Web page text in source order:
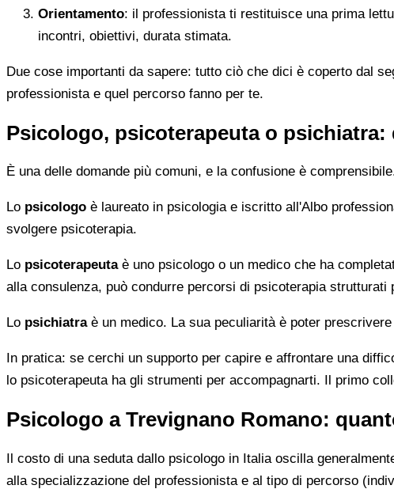
Orientamento: il professionista ti restituisce una prima
incontri, obiettivi, durata stimata.
Due cose importanti da sapere: tutto ciò che dici è coperto dal
professionista e quel percorso fanno per te.
Psicologo, psicoterapeuta o
È una delle domande più comuni, e la confusione è
Lo psicologo è laureato in psicologia e iscritto all'Albo
svolgere psicoterapia.
Lo psicoterapeutaè uno psicologo o un medico che ha
alla consulenza, può condurre percorsi di psicoterapia
Lo psichiatraè un medico. La sua peculiarità è poter
In pratica: se cerchi un supporto per capire e affrontare una
lo psicoterapeuta ha gli strumenti per accompagnarti. Il primo
Psicologo a Trevignano Romano:
Il costo di una seduta dallo psicologo in Italia oscilla
alla specializzazione del professionista e al tipo di percorso